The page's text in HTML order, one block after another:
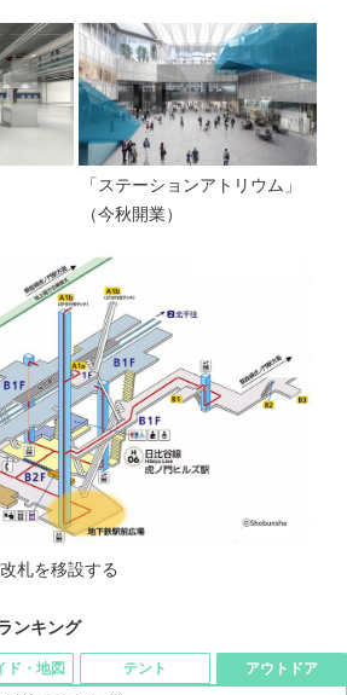
「ステーションアトリウム」
（今秋開業）
札を移設する
ンキング
ド・地図 テント アウトドア